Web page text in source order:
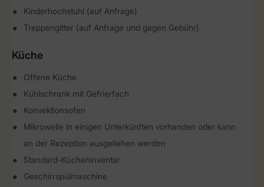
Kinderhochstuhl (auf Anfrage)
Treppengitter (auf Anfrage und gegen Gebühr)
Küche
Offene Küche
Kühlschrank mit Gefrierfach
Konvektionsofen
Mikrowelle in einigen Unterkünften vorhanden oder kann
an der Rezeption ausgeliehen werden
Standard-Kücheninventar
Geschirrspülmaschine